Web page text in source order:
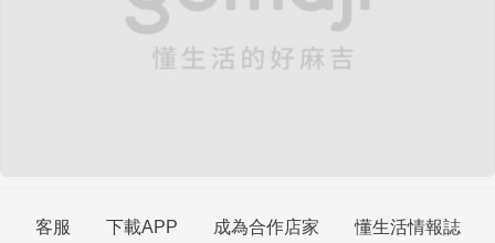
客服 下載APP 成為合作店家 懂生活情報誌